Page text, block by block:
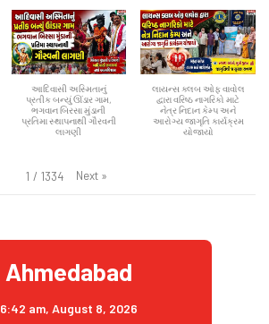
આદિવાસી અસ્મિતાનું
પ્રતીક બન્યું ઊંડાર ગામ,
ભગવાન બિરસા મુંડાની
પ્રતિમા સ્થાપનાથી ગૌરવની
લાગણી
લાયન્સ ક્લબ ઓફ વાવોલ
દ્વારા વરિષ્ઠ નાગરિકો માટે
નેત્ર નિદાન કેમ્પ અને
આરોગ્ય જાગૃતિ કાર્યક્રમ
યોજાયો
1 / 1334 Next »
Ahmedabad
6:42 am, August 8, 2026